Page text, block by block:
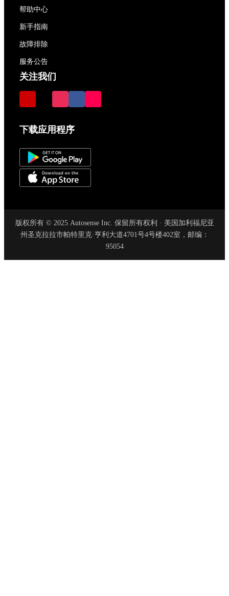
帮助中心
新手指南
故障排除
服务公告
关注我们
下载应用程序
版权所有 © 2025 Autosense Inc. 保留所有权利 · 美国加利福尼亚
州圣克拉拉市帕特里克·亨利大道4701号4号楼402室，邮编：
95054